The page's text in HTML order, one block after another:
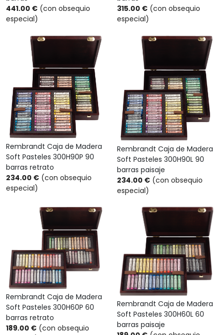
441.00 € (con obsequio
especial)
315.00 € (con obsequio
especial)
Rembrandt Caja de Madera
Soft Pasteles 300H90P 90
barras retrato
234.00 € (con obsequio
especial)
Rembrandt Caja de Madera
Soft Pasteles 300H90L 90
barras paisaje
234.00 € (con obsequio
especial)
Rembrandt Caja de Madera
Soft Pasteles 300H60P 60
barras retrato
189.00 € (con obsequio
Rembrandt Caja de Madera
Soft Pasteles 300H60L 60
barras paisaje